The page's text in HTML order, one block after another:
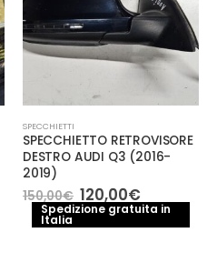
SPECCHIETTI
SPECCHIETTO RETROVISORE
DESTRO AUDI Q3 (2016-
2019)
150,00€ Il
prezzo
originale
120,00€Il
prezzo
attuale
Spedizione gratuita in
Italia